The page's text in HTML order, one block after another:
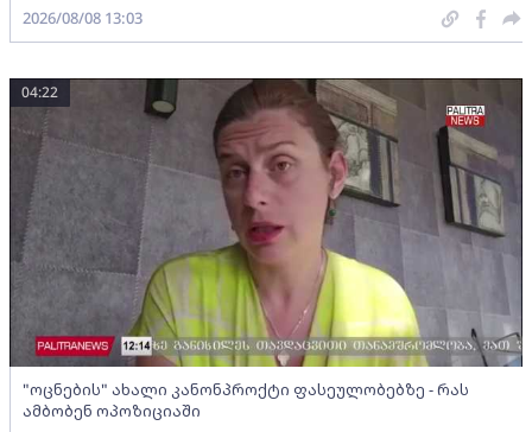
2026/08/08 13:03
"ოცნების" ახალი კანონპროქტი ფასეულობებზე - რას
ამბობენ ოპოზიციაში
04:22